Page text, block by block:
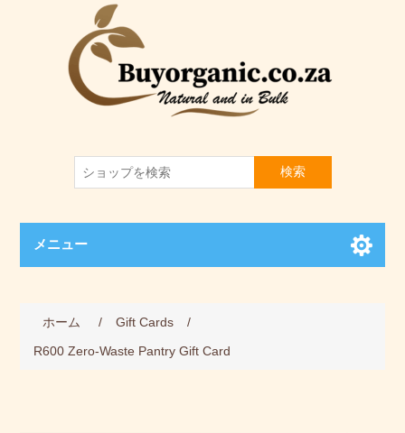
検索
メニュー
ホーム / Gift Cards
/
R600 Zero-Waste Pantry Gift Card